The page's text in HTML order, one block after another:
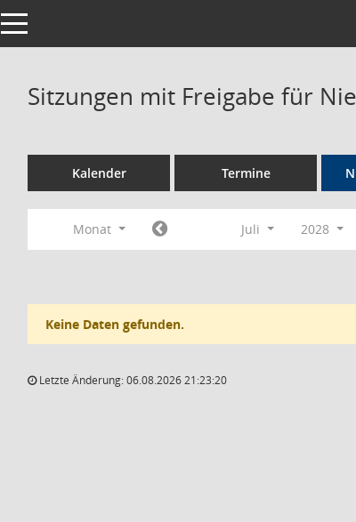
Toggle navigation
Sitzungen mit Freigabe für
Kalender Termine
Monat Juli 2028
Keine Daten gefunden.
Letzte Änderung: 06.08.2026 21:23:20